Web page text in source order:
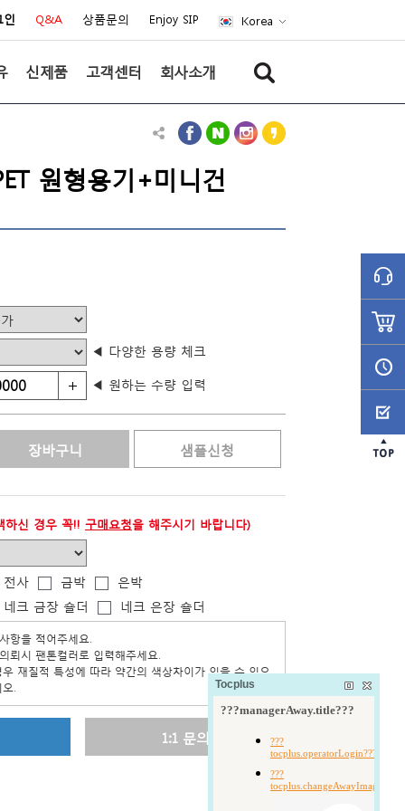
인 Q&A 상품문의 Enjoy SIP Korea
신제품 고객센터 회사소개
원형용기+미니건
◀ 다양한 용량 체크
◀ 원하는 수량 입력
하신 경우 꼭!! 구매요청을 해주시기 바랍니다)
전사 금박
은박
네크 금장 숄더
네크 은장 숄더
1:1 문의
Tocplus